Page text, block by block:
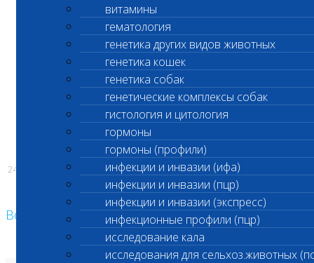
витамины
гематология
генетика других видов животных
генетика кошек
генетика собак
генетические комплексы собак
гистология и цитология
гормоны
гормоны (профили)
инфекции и инвазии (ифа)
инфекции и инвазии (пцр)
инфекции и инвазии (экспресс)
инфекционные профили (пцр)
исследование кала
исследования для сельхоз.животных
ежедневно с 8:00 до 24:00
(В период с 00:00 до 08:00 часов
прием клиентов не проводится)
С уважением,
Администрация ООО «Шанс Био»
24.01.2024
Возврат к списку